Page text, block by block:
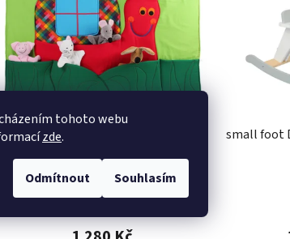
tohoto webu
zde.
Odmítnout Souhlasím
Skladem
small foot